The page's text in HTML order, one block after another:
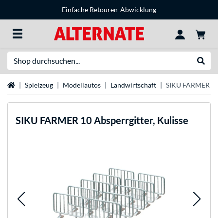
Einfache Retouren-Abwicklung
StartseiteSpielzeug Modellautos Landwirtschaft SIKU FARMER
SIKU FARMER 10 Absperrgitter, Kulisse